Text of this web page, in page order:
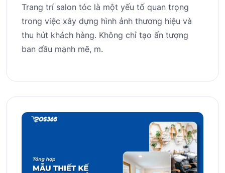
Trang trí salon tóc là một yếu tố quan trọng
trong việc xây dựng hình ảnh thương hiệu và
thu hút khách hàng. Không chỉ tạo ấn tượng
ban đầu mạnh mẽ, m.